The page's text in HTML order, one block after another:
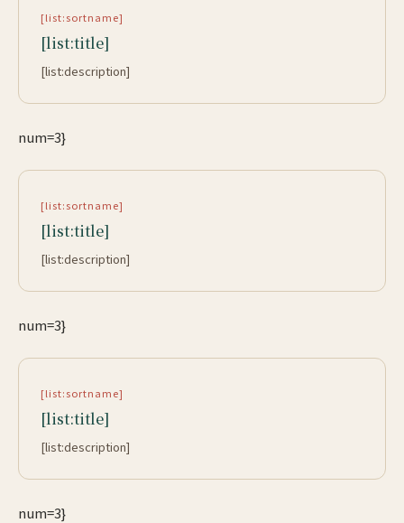
[list:sortname]
[list:title]
[list:description]
num=3}
[list:sortname]
[list:title]
[list:description]
num=3}
[list:sortname]
[list:title]
[list:description]
num=3}